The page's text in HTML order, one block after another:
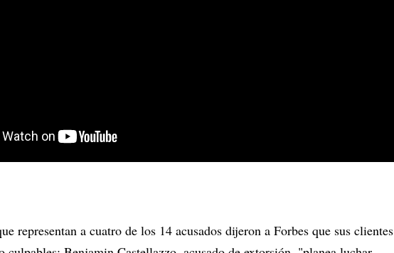
representan a cuatro de los 14 acusados dijeron a Forbes que sus clientes